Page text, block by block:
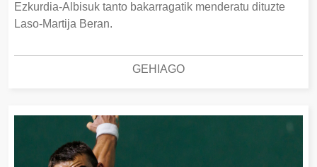
Ezkurdia-Albisuk tanto bakarragatik menderatu dituzte
Laso-Martija Beran.
GEHIAGO